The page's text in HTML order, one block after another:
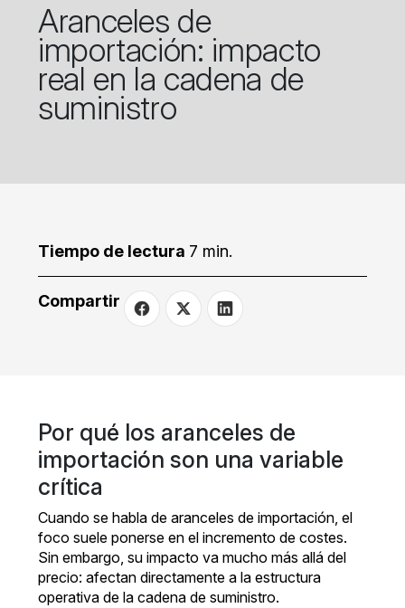
Aranceles de
importación: impacto
real en la cadena de
suministro
Tiempo de lectura 7 min.
Compartir
Por qué los aranceles de
importación son una variable
crítica
Cuando se habla de aranceles de importación, el
foco suele ponerse en el incremento de costes.
Sin embargo, su impacto va mucho más allá del
precio: afectan directamente a la estructura
operativa de la cadena de suministro.